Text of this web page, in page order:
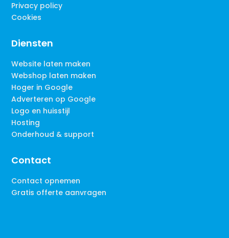
Privacy policy
Cookies
Diensten
Website laten maken
Webshop laten maken
Hoger in Google
Adverteren op Google
Logo en huisstijl
Hosting
Onderhoud & support
Contact
Contact opnemen
Gratis offerte aanvragen